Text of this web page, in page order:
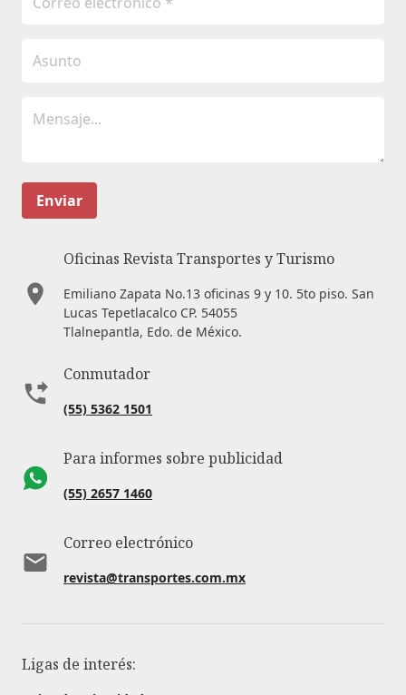
Enviar
Oficinas Revista Transportes y Turismo
Emiliano Zapata No.13 oficinas 9 y 10. 5to piso. San
Lucas Tepetlacalco CP. 54055
Tlalnepantla, Edo. de México.
Conmutador
(55) 5362 1501
Para informes sobre publicidad
(55) 2657 1460
Correo electrónico
revista@transportes.com.mx
Ligas de interés: